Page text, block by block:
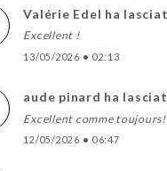
Valérie Edel ha
Excellent !
13/05/2026 • 02:13
aude pinard ha
Excellent comme toujours!
12/05/2026 • 06:47